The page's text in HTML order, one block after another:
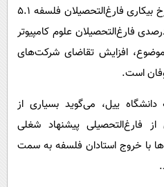
حوادث
الملل
آشپزی
دانلود
آمار سال ۲۰۲۴ نشان می‌دهد نرخ بیکاری فارغ‌التحصیلان فلسفه ۵.۱
بوده که از نرخ بیکاری ۷ درصدی فارغ‌التحصیلان علوم کامپیوتر
افزایش تقاضای شرکت‌های
است.
دانشگاه ییل، می‌گوید بسیاری از
فارغ‌التحصیلی پیشنهاد شغلی
با خروج استادان فلسفه به سمت